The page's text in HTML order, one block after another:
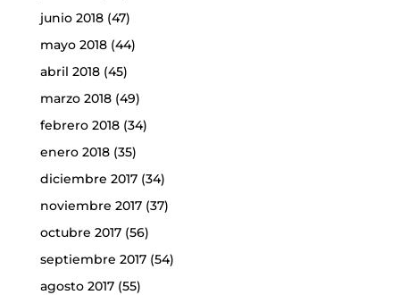
junio 2018(47)
mayo 2018(44)
abril 2018(45)
marzo 2018(49)
febrero 2018(34)
enero 2018(35)
diciembre 2017(34)
noviembre 2017(37)
octubre 2017(56)
septiembre 2017(54)
agosto 2017(55)